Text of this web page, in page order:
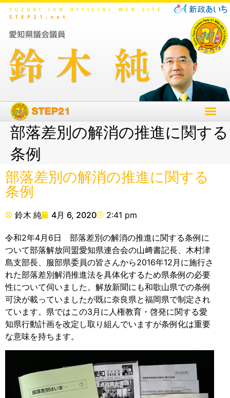
部落差別の解消の推進に関する
条例
部落差別の解消の推進に関する
条例
鈴木 純 4月 6, 2020 2:41 pm
令和2年4月6日 部落差別の解消の推進に関する条例に
ついて部落解放同盟愛知県連合会の山﨑書記長、木村津
島支部長、服部県委員の皆さんから2016年12月に施行さ
れた部落差別解消推進法を具体化するため県条例の必要
性について伺いました。解放新聞にも和歌山県での条例
可決が載っていましたが既に奈良県と福岡県で制定され
ています。県ではこの3月に人権教育・啓発に関する愛
知県行動計画を改定し取り組んでいますが条例化は重要
な意味を持ちます。